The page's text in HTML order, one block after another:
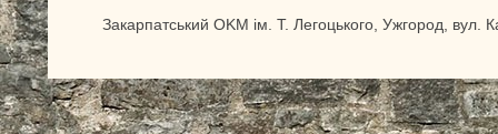
Закарпатський OKM ім. Т. Легоцького, Ужгород,